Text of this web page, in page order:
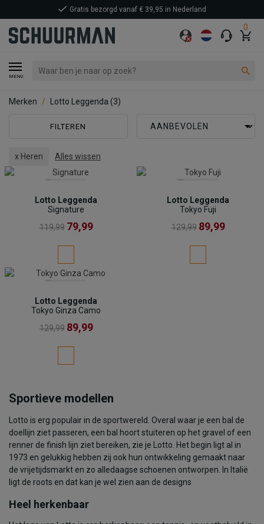
0
MENU
Gratis bezorgd vanaf € 39,95 in Nederland
Merken Lotto Leggenda (3)
FILTEREN
x Heren Alles wissen
Lotto Leggenda
Signature
119,99 79,99
Lotto Leggenda
Tokyo Fuji
129,99 89,99
Lotto Leggenda
Tokyo Ginza Camo
129,99 89,99
Sportieve modellen
Lotto is erg populair in de sportwereld. Overal waar je een bal de
doellijn ziet passeren, een bal hoort stuiteren op het gravel of een
renner de finish lijn ziet bereiken, zie je Lotto. Het begin ligt al in
1973 en gelukkig hebben zij ook hun ontwikkeling gemaakt naar
de vrijetijdsmarkt en zo alledaagse schoenen ontworpen. In Italië
ligt de roots en dat kan je wel zien aan de designs
Heel herkenbaar